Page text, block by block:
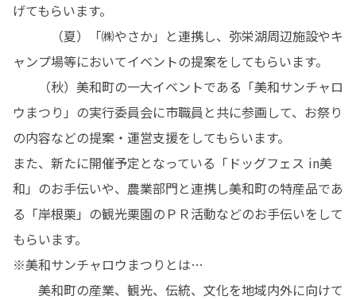
げてもらいます。
（夏）「㈱やさか」と連携し、弥栄湖周辺施設やキ
ャンプ場等においてイベントの提案をしてもらいます。
（秋）美和町の一大イベントである「美和サンチャロ
ウまつり」の実行委員会に市職員と共に参画して、お祭り
の内容などの提案・運営支援をしてもらいます。
また、新たに開催予定となっている「ドッグフェス in美
和」のお手伝いや、農業部門と連携し美和町の特産品であ
る「岸根栗」の観光栗園のＰＲ活動などのお手伝いをして
もらいます。
※美和サンチャロウまつりとは…
美和町の産業、観光、伝統、文化を地域内外に向けて